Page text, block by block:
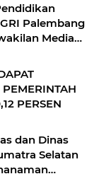
Palembang
Media
PERSEN
dan Dinas
Selatan